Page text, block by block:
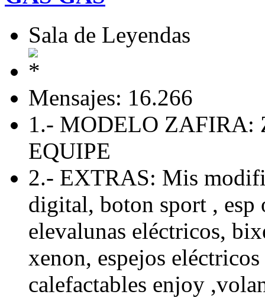
Sala de Leyendas
Mensajes: 16.266
1.- MODELO ZAFIRA:
EQUIPE
2.- EXTRAS: Mis
digital, boton sport , esp
elevalunas eléctricos,
xenon, espejos
calefactables enjoy